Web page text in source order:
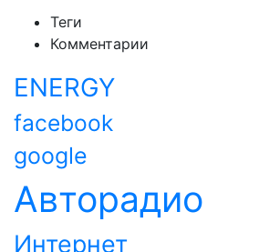
Теги
Комментарии
ENERGY
facebook
google
Авторадио
Интернет